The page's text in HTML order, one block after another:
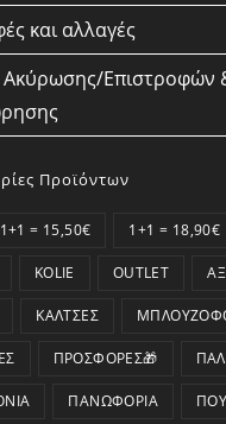
και αλλαγές
Ακύρωσης/Επιστροφών
Προϊόντων
1+1 = 15,50€ 1+1 = 18,90€
KOLIE OUTLET
ΚΆΛΤΣΕΣ
ΠΡΟΣΦΟΡΕΣ🎁
ΠΑΝΩΦΌΡΙΑ